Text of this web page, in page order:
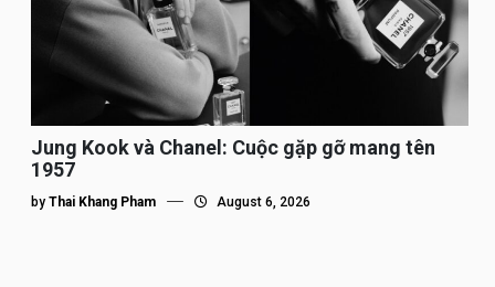
Jung Kook và Chanel: Cuộc gặp gỡ mang tên
1957
by Thai Khang Pham August 6, 2026